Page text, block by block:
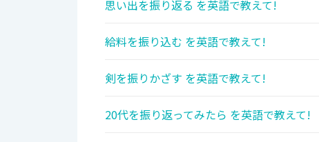
思い出を振り返る を英語で教えて!
給料を振り込む を英語で教えて!
剣を振りかざす を英語で教えて!
20代を振り返ってみたら を英語で教えて!